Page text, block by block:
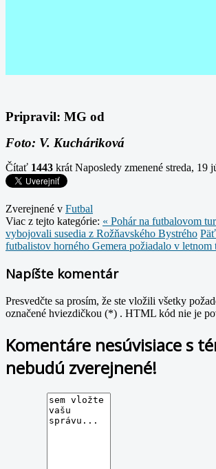
Pripravil: MG od
Foto: V. Kucháriková
Čítať 1443 krát Naposledy zmenené streda, 19
Zverejnené v Futbal
Viac z tejto kategórie: « Pohár na futbalovom
vybojovali susedia z Rožňavského Bystrého
futbalistov horného Gemera požiadalo v letnom
Napíšte komentár
Presvedčte sa prosím, že ste vložili všetky
označené hviezdičkou (*) . HTML kód nie je
Komentáre nesúvisiace s
nebudú zverejnené!